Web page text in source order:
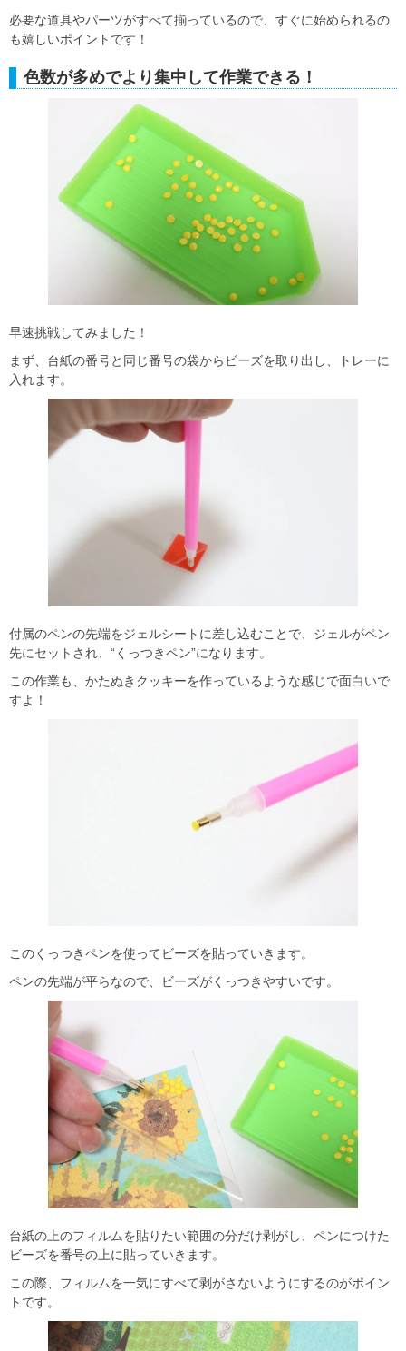
必要な道具やパーツがすべて揃っているので、すぐに始められるの
も嬉しいポイントです！
色数が多めでより集中して作業できる！
早速挑戦してみました！
まず、台紙の番号と同じ番号の袋からビーズを取り出し、トレーに
入れます。
付属のペンの先端をジェルシートに差し込むことで、ジェルがペン
先にセットされ、“くっつきペン”になります。
この作業も、かたぬきクッキーを作っているような感じで面白いで
すよ！
このくっつきペンを使ってビーズを貼っていきます。
ペンの先端が平らなので、ビーズがくっつきやすいです。
台紙の上のフィルムを貼りたい範囲の分だけ剥がし、ペンにつけた
ビーズを番号の上に貼っていきます。
この際、フィルムを一気にすべて剥がさないようにするのがポイン
トです。